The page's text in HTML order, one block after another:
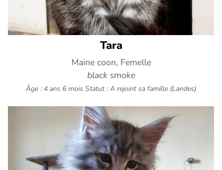
Tara
Maine coon, Femelle
black smoke
Âge : 4 ans 6 mois Statut : A rejoint sa famille (Landes)